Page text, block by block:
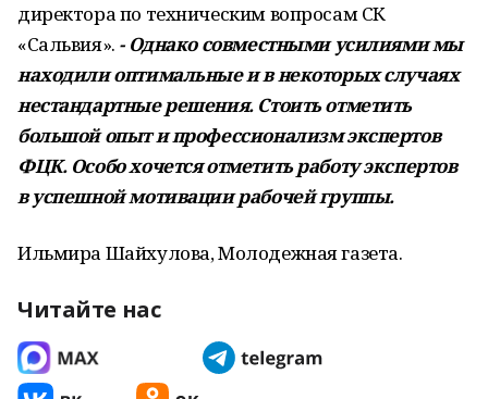
директора по техническим вопросам СК
«Сальвия». - Однако совместными усилиями мы
находили оптимальные и в некоторых случаях
нестандартные решения. Стоить отметить
большой опыт и профессионализм экспертов
ФЦК. Особо хочется отметить работу экспертов
в успешной мотивации рабочей группы.
Ильмира Шайхулова, Молодежная газета.
Читайте нас